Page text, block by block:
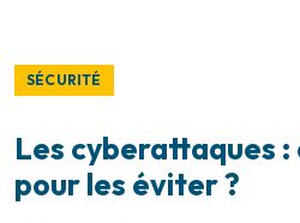
SÉCURITÉ
Les cyberattaques
pour les éviter ?